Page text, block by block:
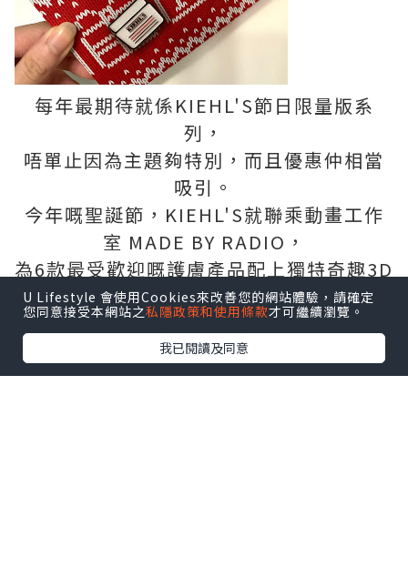
每年最期待就係KIEHL'S節日限量版系
列，
唔單止因為主題夠特別，而且優惠仲相當
吸引。
今年嘅聖誕節，KIEHL'S就聯乘動畫工作
室 MADE BY RADIO，
為6款最受歡迎嘅護膚產品配上獨特奇趣3D
立體畫風，
藉此傳遞關愛信息～
六款護膚產品：
U Lifestyle 會使用Cookies來改善您的網站體驗，請確定
您同意接受本網站之私隱政策和使用條款才可繼續瀏覽。
我已閱讀及同意